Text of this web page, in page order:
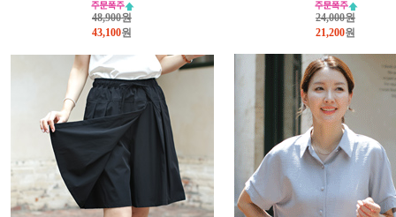
48,900원
43,100원
24,000원
21,200원